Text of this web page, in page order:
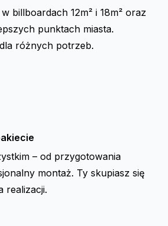
billboardach 12m² i 18m² oraz
punktach miasta.
różnych potrzeb.
– od przygotowania
montaż. Ty skupiasz się
realizacji.